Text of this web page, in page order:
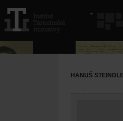
HANUŠ